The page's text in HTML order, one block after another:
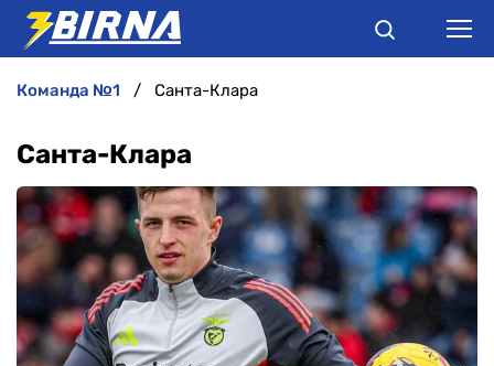
ІНТЕРВ'Ю
РІЗНЕ
БУКМЕКЕРИ
команда №1 Санта-Клара
Санта-Клара